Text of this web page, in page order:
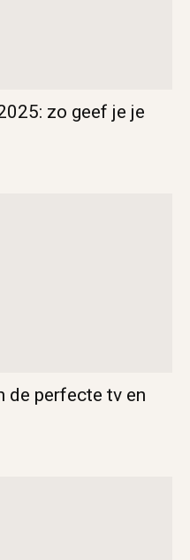
zo geef je je
de perfecte tv en